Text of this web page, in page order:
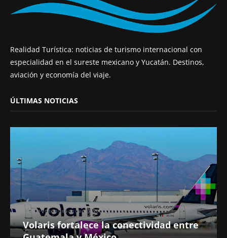
Realidad Turística: noticias de turismo internacional con
especialidad en el sureste mexicano y Yucatán. Destinos,
aviación y economía del viaje.
ÚLTIMAS NOTICIAS
Volaris fortalece la conectividad entre